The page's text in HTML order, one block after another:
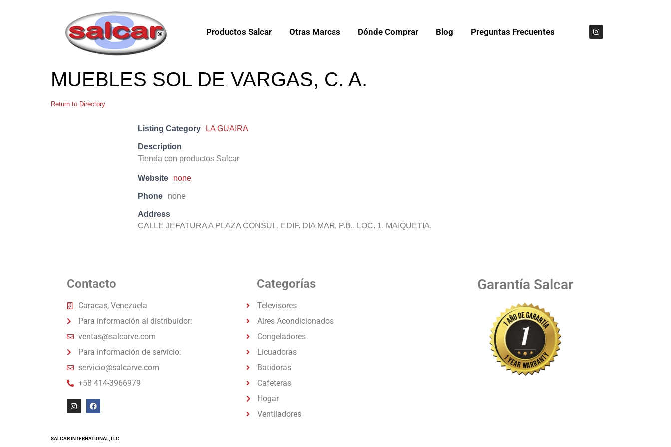
Productos Salcar Otras Marcas Dónde Comprar Blog Preguntas Frecuentes
MUEBLES SOL DE VARGAS, C. A.
Return to Directory
Listing Category LA GUAIRA
Description
Tienda con productos Salcar
Website none
Phone none
Address
CALLE JEFATURA A PLAZA CONSUL, EDIF. DIA MAR, P.B.. LOC. 1. MAIQUETIA.
Contacto
Caracas, Venezuela
Para información al distribuidor:
ventas@salcarve.com
Para información de servicio:
servicio@salcarve.com
+58 414-3966979
Categorías
Televisores
Aires Acondicionados
Congeladores
Licuadoras
Batidoras
Cafeteras
Hogar
Ventiladores
Garantía Salcar
SALCAR INTERNATIONAL, LLC